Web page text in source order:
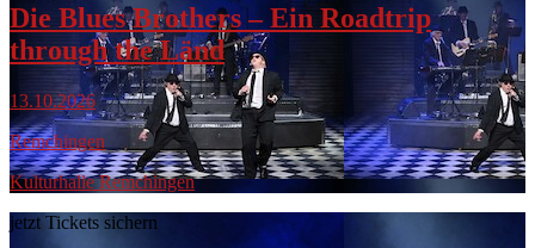
Die Blues Brothers – Ein Roadtrip
through the Länd
13.10.2026
Remchingen
Kulturhalle Remchingen
jetzt Tickets sichern